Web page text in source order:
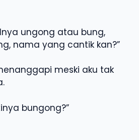
ungong atau bung,
nama yang cantik kan?”
meski aku tak
bungong?”